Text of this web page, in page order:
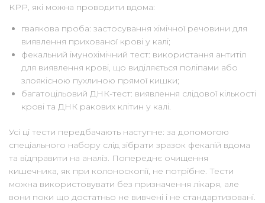
КРР, які можна проводити вдома:
гваякова проба: застосування хімічної речовини для
виявлення прихованої крові у калі;
фекальний імунохімічний тест: використання антитіл
для виявлення крові, що виділяється поліпами або
злоякісною пухлиною прямої кишки;
багатоцільовий ДНК-тест: виявлення слідової кількості
крові та ДНК ракових клітин у калі.
Усі ці тести передбачають наступне: за допомогою
спеціального набору слід зібрати зразок фекалій вдома
та відправити на аналіз. Попереднє очищення
кишечника, як при колоноскопії, не потрібне. Тести
можна використовувати без призначення лікаря, але
вони поки що достатньо не вивчені і не стандартизовані.